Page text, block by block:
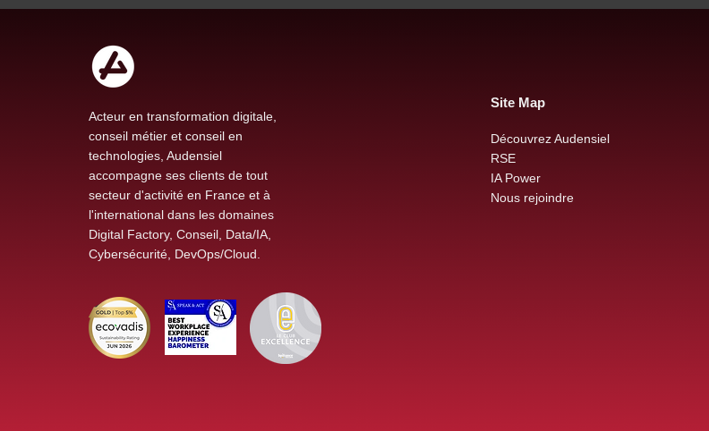
Acteur en transformation digitale,
conseil métier et conseil en
technologies, Audensiel
accompagne ses clients de tout
secteur d'activité en France et à
l'international dans les domaines
Digital Factory, Conseil, Data/IA,
Cybersécurité, DevOps/Cloud.
Site Map
Découvrez Audensiel
RSE
IA Power
Nous rejoindre